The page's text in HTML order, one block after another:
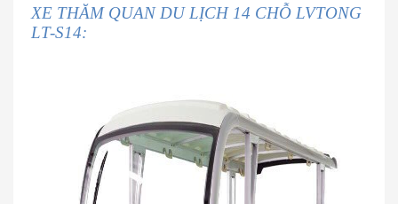
XE THĂM QUAN DU LỊCH 14 CHỖ LVTONG
LT-S14: